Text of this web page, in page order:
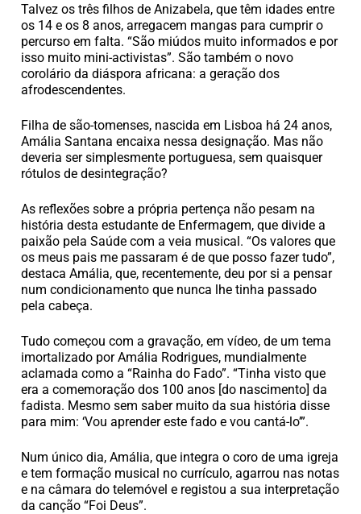
Talvez os três filhos de Anizabela, que têm idades entre
os 14 e os 8 anos, arregacem mangas para cumprir o
percurso em falta. “São miúdos muito informados e por
isso muito mini-activistas”. São também o novo
corolário da diáspora africana: a geração dos
afrodescendentes.
Filha de são-tomenses, nascida em Lisboa há 24 anos,
Amália Santana encaixa nessa designação. Mas não
deveria ser simplesmente portuguesa, sem quaisquer
rótulos de desintegração?
As reflexões sobre a própria pertença não pesam na
história desta estudante de Enfermagem, que divide a
paixão pela Saúde com a veia musical. “Os valores que
os meus pais me passaram é de que posso fazer tudo”,
destaca Amália, que, recentemente, deu por si a pensar
num condicionamento que nunca lhe tinha passado
pela cabeça.
Tudo começou com a gravação, em vídeo, de um tema
imortalizado por Amália Rodrigues, mundialmente
aclamada como a “Rainha do Fado”. “Tinha visto que
era a comemoração dos 100 anos [do nascimento] da
fadista. Mesmo sem saber muito da sua história disse
para mim: ‘Vou aprender este fado e vou cantá-lo’”.
Num único dia, Amália, que integra o coro de uma igreja
e tem formação musical no currículo, agarrou nas notas
e na câmara do telemóvel e registou a sua interpretação
da canção “Foi Deus”.